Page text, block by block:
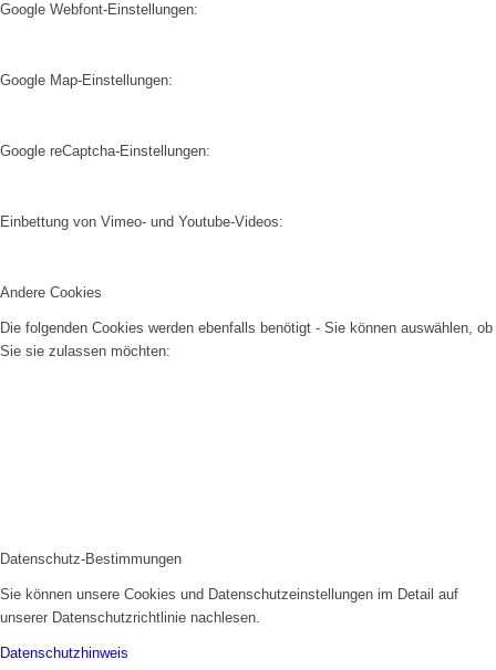
Google Webfont-Einstellungen:
Google Map-Einstellungen:
Google reCaptcha-Einstellungen:
Einbettung von Vimeo- und Youtube-Videos:
Andere Cookies
Die folgenden Cookies werden ebenfalls benötigt - Sie können auswählen, ob
Sie sie zulassen möchten:
Datenschutz-Bestimmungen
Sie können unsere Cookies und Datenschutzeinstellungen im Detail auf
unserer Datenschutzrichtlinie nachlesen.
Datenschutzhinweis